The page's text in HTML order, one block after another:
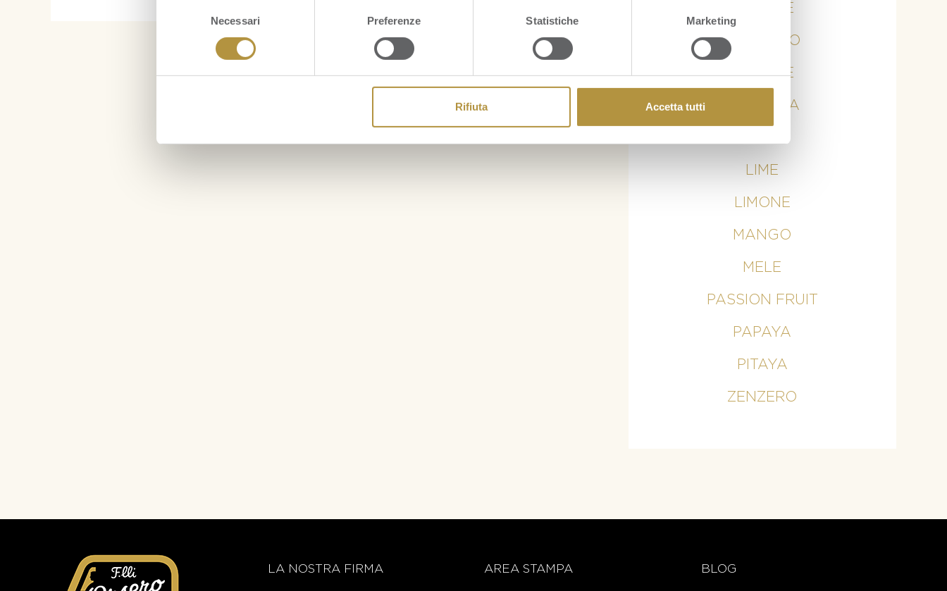
Necessari Preferenze Statistiche Marketing
Rifiuta Accetta tutti
ARANCE
AVOCADO
BANANE
CURCUMA
LIME
LIMONE
MANGO
MELE
PASSION FRUIT
PAPAYA
PITAYA
ZENZERO
LA NOSTRA FIRMA AREA STAMPA BLOG